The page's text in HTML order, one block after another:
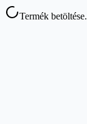
Termék